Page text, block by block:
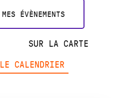
ÉVÈNEMENTS
SUR LA CARTE
CALENDRIER